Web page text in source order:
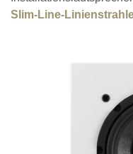
Slim-Line-